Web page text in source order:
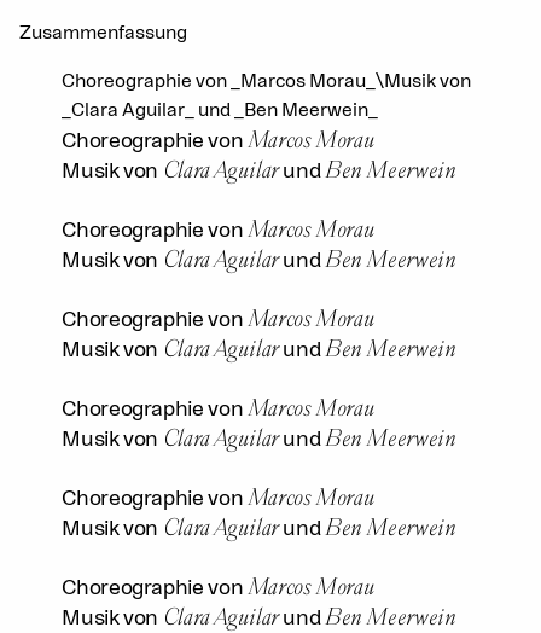
Zusammenfassung
Choreographie von _Marcos Morau_\Musik von
_Clara Aguilar_ und _Ben Meerwein_
Choreographie von Marcos Morau
Musik von Clara AguilarundBen Meerwein
Choreographie von Marcos Morau
Musik von Clara AguilarundBen Meerwein
Choreographie von Marcos Morau
Musik von Clara AguilarundBen Meerwein
Choreographie von Marcos Morau
Musik von Clara AguilarundBen Meerwein
Choreographie von Marcos Morau
Musik von Clara AguilarundBen Meerwein
Choreographie von Marcos Morau
Musik von Clara AguilarundBen Meerwein